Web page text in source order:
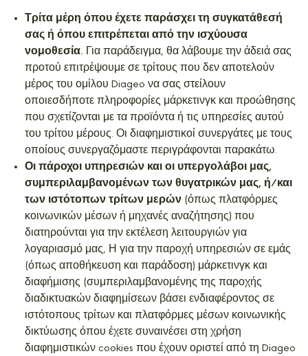
Τρίτα μέρη όπου έχετε παράσχει τη συγκατάθεσή
σας ή όπου επιτρέπεται από την ισχύουσα
νομοθεσία.
Για παράδειγμα, θα λάβουμε την άδειά σας
προτού επιτρέψουμε σε τρίτους που δεν αποτελούν
μέρος του ομίλου Diageo να σας στείλουν
οποιεσδήποτε πληροφορίες μάρκετινγκ και προώθησης
που σχετίζονται με τα προϊόντα ή τις υπηρεσίες αυτού
του τρίτου μέρους. Οι διαφημιστικοί συνεργάτες με τους
οποίους συνεργαζόμαστε περιγράφονται παρακάτω.
Οι πάροχοι υπηρεσιών και οι υπεργολάβοι μας,
συμπεριλαμβανομένων των θυγατρικών μας, ή/και
των ιστότοπων τρίτων μερών (όπως πλατφόρμες
κοινωνικών μέσων ή μηχανές αναζήτησης) που
διατηρούνται για την εκτέλεση λειτουργιών για
λογαριασμό μας, Η για την παροχή υπηρεσιών σε εμάς
(όπως αποθήκευση και παράδοση) μάρκετινγκ και
διαφήμισης (συμπεριλαμβανομένης της παροχής
διαδικτυακών διαφημίσεων βάσει ενδιαφέροντος σε
ιστότοπους τρίτων και πλατφόρμες μέσων κοινωνικής
δικτύωσης όπου έχετε συναινέσει στη χρήση
διαφημιστικών cookies που έχουν οριστεί από τη Diageo